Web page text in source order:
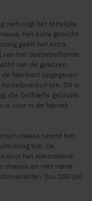
verhoogt het feitelijke
Het extra gewicht
geeft het extra
van het desbetreffende
van de gekozen
fabrikant opgegeven
Dit is
die Dethleffs gebruikt
is voor in de fabriek
massa neemt het
toe. De
door het alternatieve
chassis en met name
(b.v. 180 pk)